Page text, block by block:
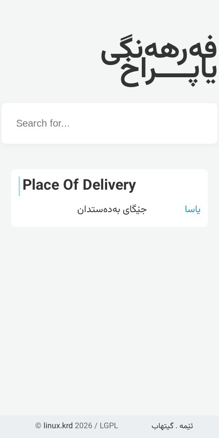
فەرهەنگی
یاپــــراخ
Word
Place Of Delivery
یاسا جێگای بەدەستدان
© linux.krd 2026 / LGPL ئێمە . گیتهاب